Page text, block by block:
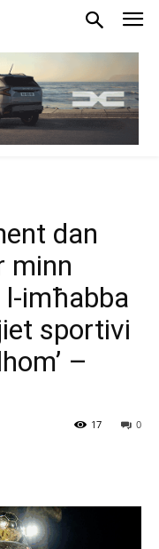
dan
minn
imħabba
sportivi
–
0
17